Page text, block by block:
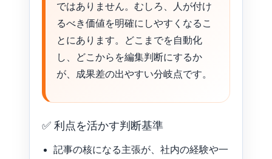
ではありません。むしろ、人が付け
るべき価値を明確にしやすくなるこ
とにあります。どこまでを自動化
し、どこからを編集判断にするか
が、成果差の出やすい分岐点です。
✅ 利点を活かす判断基準
記事の核になる主張が、社内の経験や一